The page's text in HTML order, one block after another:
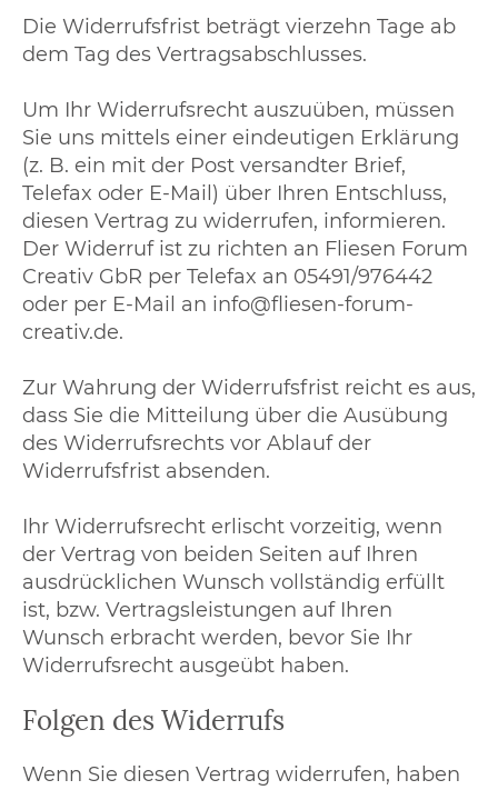
Die Widerrufsfrist beträgt vierzehn Tage ab
dem Tag des Vertragsabschlusses.
Um Ihr Widerrufsrecht auszuüben, müssen
Sie uns mittels einer eindeutigen Erklärung
(z. B. ein mit der Post versandter Brief,
Telefax oder E-Mail) über Ihren Entschluss,
diesen Vertrag zu widerrufen, informieren.
Der Widerruf ist zu richten an Fliesen Forum
Creativ GbR per Telefax an 05491/976442
oder per E-Mail an info@fliesen-forum-
creativ.de.
Zur Wahrung der Widerrufsfrist reicht es aus,
dass Sie die Mitteilung über die Ausübung
des Widerrufsrechts vor Ablauf der
Widerrufsfrist absenden.
Ihr Widerrufsrecht erlischt vorzeitig, wenn
der Vertrag von beiden Seiten auf Ihren
ausdrücklichen Wunsch vollständig erfüllt
ist, bzw. Vertragsleistungen auf Ihren
Wunsch erbracht werden, bevor Sie Ihr
Widerrufsrecht ausgeübt haben.
Folgen des Widerrufs
Wenn Sie diesen Vertrag widerrufen, haben